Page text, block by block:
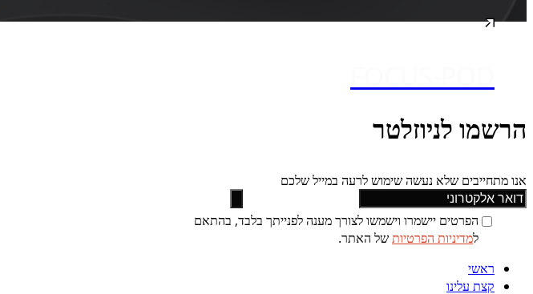
הרשמו לניוזלטר
אנו מתחייבים שלא נעשה שימוש לרעה במייל שלכם
הפרטים יישמרו וישמשו לצורך מענה לפנייתך בלבד, בהתאם
למדיניות הפרטיותשל האתר.
ראשי
קצת עלינו